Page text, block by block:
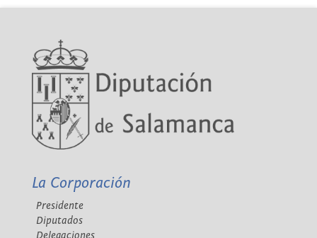
La Corporación
Presidente
Diputados
Delegaciones